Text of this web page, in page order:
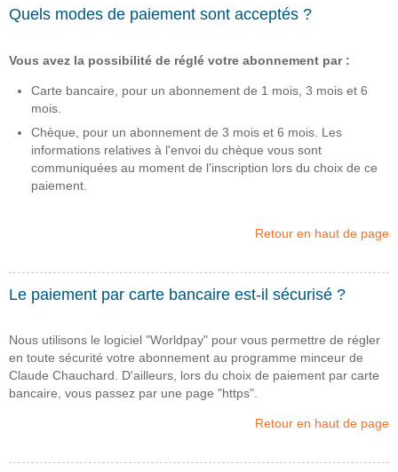
Quels modes de paiement sont acceptés ?
Vous avez la possibilité de réglé votre abonnement par :
Carte bancaire, pour un abonnement de 1 mois, 3 mois et 6
mois.
Chèque, pour un abonnement de 3 mois et 6 mois. Les
informations relatives à l'envoi du chèque vous sont
communiquées au moment de l'inscription lors du choix de ce
paiement.
Retour en haut de page
Le paiement par carte bancaire est-il sécurisé ?
Nous utilisons le logiciel "Worldpay" pour vous permettre de régler
en toute sécurité votre abonnement au programme minceur de
Claude Chauchard. D'ailleurs, lors du choix de paiement par carte
bancaire, vous passez par une page "https".
Retour en haut de page